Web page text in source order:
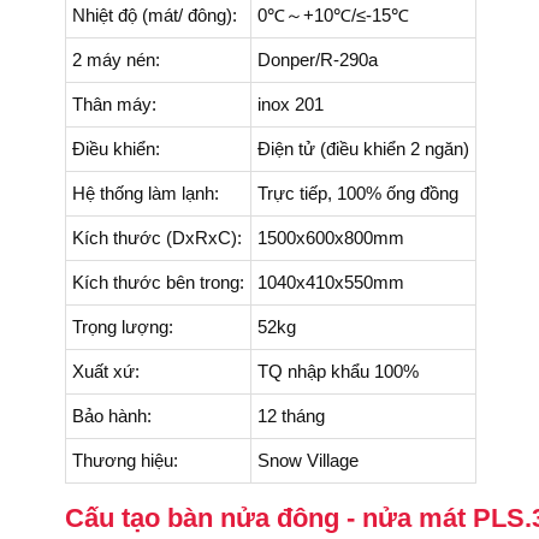
Nhiệt độ (mát/ đông): 0℃～+10℃/≤-15℃
2 máy nén: Donper/R-290a
Thân máy: inox 201
Điều khiển: Điện tử (điều khiển 2 ngăn)
Hệ thống làm lạnh: Trực tiếp, 100% ống đồng
Kích thước (DxRxC): 1500x600x800mm
Kích thước bên trong: 1040x410x550mm
Trọng lượng: 52kg
Xuất xứ: TQ nhập khẩu 100%
Bảo hành: 12 tháng
Thương hiệu: Snow Village
Cấu tạo bàn nửa đông - nửa mát